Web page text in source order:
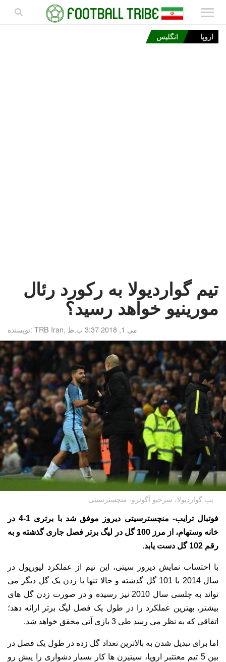
اروپا انگلیس
تیم گواردیولا به رکورد رئال
مورینیو خواهد رسید؟
نویسنده:TRB Iran, می 1, 2018 3:37 ب.ظ
پپ گواردیولا، سرخیو آگوئرو- منچسترسیتی
فوتبال ترایب- منچسترسیتی دیروز موفق شد با برتری 1-4 در
خانه وستهام، از مرز 100 گل در لیگ برتر فصل جاری گذشته و به
رقم 102 گل دست یابد.
با احتساب نمایش دیروز سیتی، این تیم از عملکرد لیورپول در
سال 2014 با 101 گل گذشته و حالا تنها با زدن یک گل دیگر می
تواند به چلسی سال 2010 نیز رسیده و در صورت زدن گل های
بیشتر، بهترین عملکرد را در طول یک فصل لیگ برتر ارائه دهد؛
اتفاقی که به نظر می رسد طی 3 بازی آتی محقق خواهد شد.
اما برای تبدیل شدن به بالاترین تعداد گل زده در طول یک فصل در
بین 5 تیم معتتبر اروپا، سیتیزن ها کار بسیار دشواری را پیش رو